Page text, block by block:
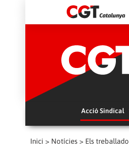
Acció Sindical
Inici > Notícies > Els